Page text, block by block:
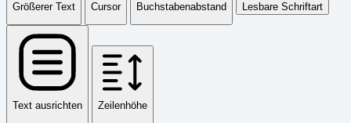
Größerer Text Cursor Buchstabenabstand Lesbare Schriftart
Text ausrichten Zeilenhöhe